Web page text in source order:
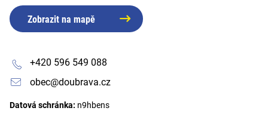
Zobrazit na mapě
+420 596 549 088
obec@doubrava.cz
Datová schránka: n9hbens